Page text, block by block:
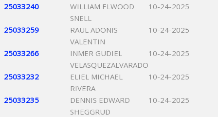
25033240
WILLIAM ELWOOD
SNELL
10-24-2025
25033259
RAUL ADONIS
VALENTIN
10-24-2025
25033266
INMER GUDIEL
VELASQUEZALVARADO
10-24-2025
25033232
ELIEL MICHAEL
RIVERA
10-24-2025
25033235
DENNIS EDWARD
SHEGGRUD
10-24-2025